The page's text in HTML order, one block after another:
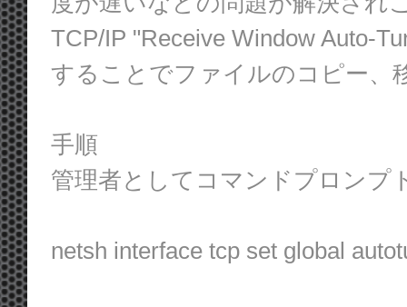
TCP/IP "Receive Window Auto-
することでファイルのコピー、
手順
管理者としてコマンドプロンプ
netsh interface tcp set global